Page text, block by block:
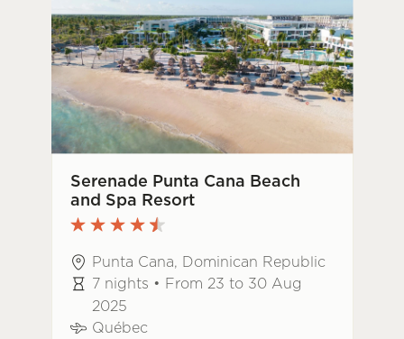
Serenade Punta Cana Beach
and Spa Resort
Punta Cana, Dominican Republic
7 nights • From 23 to 30 Aug
2025
Québec